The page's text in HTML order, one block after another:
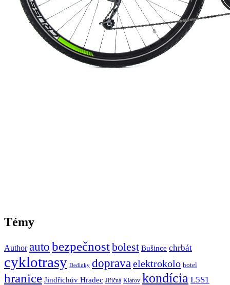
Témy
Author auto bezpečnostbolest Bušince chrbát
cyklotrasy Dedinky dopravaelektrokolo hotel
hranice Jindřichův Hradec Jiřičná Kiarov kondícia L5S1